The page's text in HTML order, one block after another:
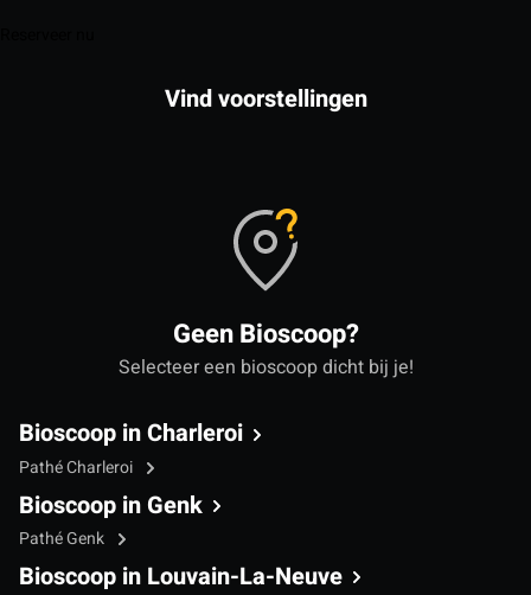
Vind voorstellingen
Geen Bioscoop?
Selecteer een bioscoop dicht bij je!
Bioscoop in Charleroi
Pathé Charleroi
Bioscoop in Genk
Pathé Genk
Bioscoop in Louvain-La-Neuve